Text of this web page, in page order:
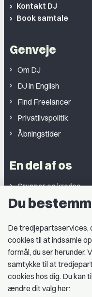
Kontakt DJ
Book samtale
Genveje
Om DJ
DJ in English
Find Freelancer
Privatlivspolitik
Åbningstider
En del af os
Grupper og kredse
Studentergrupper
Medlemskab
Fordele som medlem
Kontingent
Du
De tredjepartsservices,
cookies til at indsamle
formål, du ser herunder.
samtykke til at
cookies hos dig. Du kan
ændre dit valg her: